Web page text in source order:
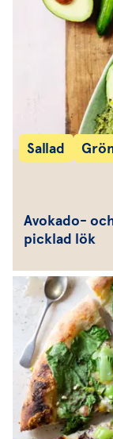
Sallad
Avokado-
picklad lök